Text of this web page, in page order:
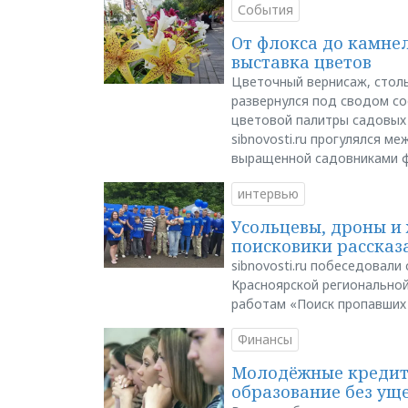
События
От флокса до
выставка цветов
Цветочный вернисаж,
развернулся под сводом
цветовой палитры
sibnovosti.ru прогулялся
выращенной садовниками
интервью
Усольцевы, дроны и
поисковики
sibnovosti.ru
Красноярской
работам «Поиск
Финансы
Молодёжные
образование без